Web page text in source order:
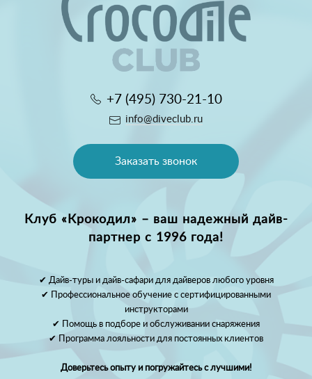
+7 (495) 730-21-10
info@diveclub.ru
Заказать звонок
Клуб «Крокодил» – ваш надежный дайв-
партнер с 1996 года!
✔ Дайв-туры и дайв-сафари для дайверов любого уровня
✔ Профессиональное обучение с сертифицированными
инструкторами
✔ Помощь в подборе и обслуживании снаряжения
✔ Программа лояльности для постоянных клиентов
Доверьтесь опыту и погружайтесь с лучшими!